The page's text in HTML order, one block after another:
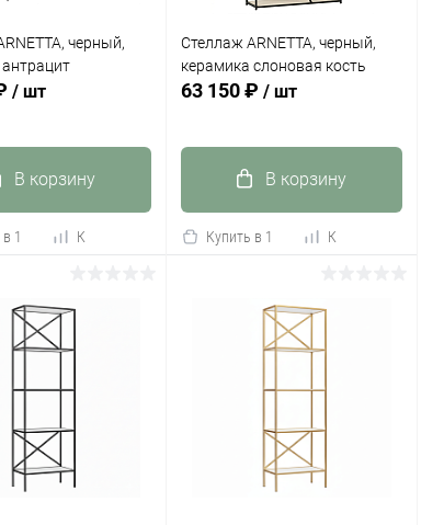
черный,
/ шт
В корзину
1
К
сравнению
Стеллаж ARNETTA, черный,
керамика слоновая кость
63 150 ₽ / шт
В корзину
Купить в 1
клик
К
сравнению